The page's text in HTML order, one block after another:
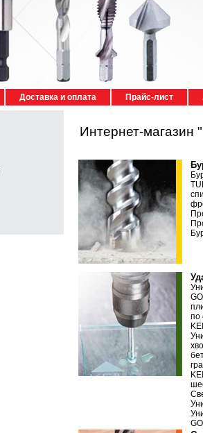
Доставка и оплата Прайс-лист
Интернет-магазин
по